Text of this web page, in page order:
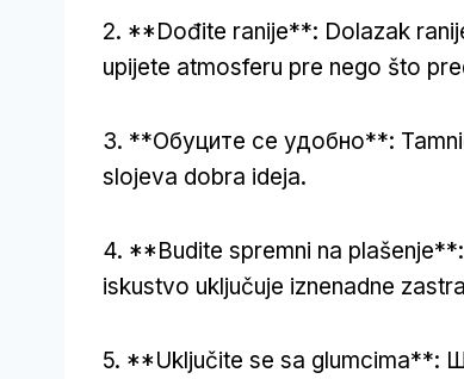
2. **Dođite ranije**: Dolazak
upijete atmosferu pre nego što
3. **Обуците се удобно**:
slojeva dobra ideja.
4. **Budite spremni na
iskustvo uključuje iznenadne
5. **Uključite se sa glumcima**: